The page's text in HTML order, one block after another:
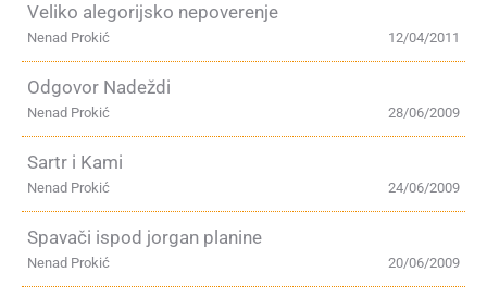
Veliko alegorijsko nepoverenje
12/04/2011
Nenad Prokić
Odgovor Nadeždi
28/06/2009
Nenad Prokić
Sartr i Kami
24/06/2009
Nenad Prokić
Spavači ispod jorgan planine
20/06/2009
Nenad Prokić